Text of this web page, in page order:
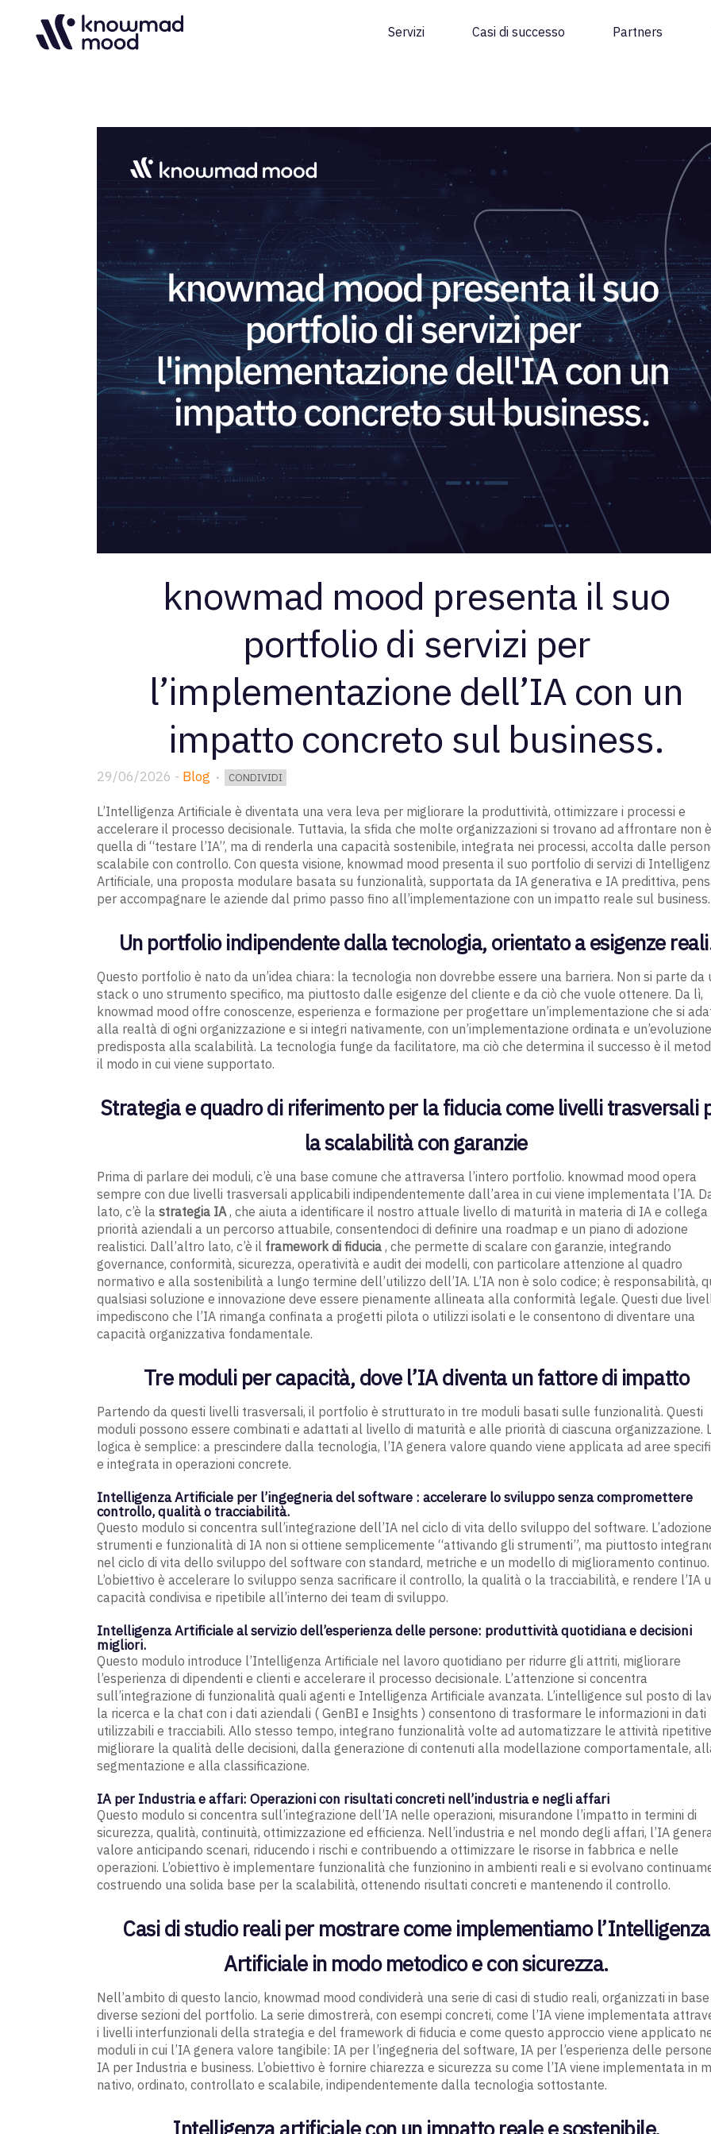
Servizi Casi di successo Partners
knowmad mood presenta il suo
portfolio di servizi per
l’implementazione dell’IA con un
impatto concreto sul business.
29/06/2026 - Blog CONDIVIDI
L’Intelligenza Artificiale è diventata una vera leva per migliorare la produttività, ottimizzare i processi e
accelerare il processo decisionale. Tuttavia, la sfida che molte organizzazioni si trovano ad affrontare non è
quella di “testare l’IA”, ma di renderla una capacità sostenibile, integrata nei processi, accolta dalle
scalabile con controllo. Con questa visione, knowmad mood presenta il suo portfolio di servizi di
Artificiale, una proposta modulare basata su funzionalità, supportata da IA generativa e IA predittiva,
per accompagnare le aziende dal primo passo fino all’implementazione con un impatto reale sul business.
Un portfolio indipendente dalla tecnologia, orientato a esigenze
Questo portfolio è nato da un’idea chiara: la tecnologia non dovrebbe essere una barriera. Non si parte da
stack o uno strumento specifico, ma piuttosto dalle esigenze del cliente e da ciò che vuole ottenere. Da lì,
knowmad mood offre conoscenze, esperienza e formazione per progettare un’implementazione che si
alla realtà di ogni organizzazione e si integri nativamente, con un’implementazione ordinata e un’evoluzione
predisposta alla scalabilità. La tecnologia funge da facilitatore, ma ciò che determina il successo è il
il modo in cui viene supportato.
Strategia e quadro di riferimento per la fiducia come livelli trasversali
la scalabilità con garanzie
Prima di parlare dei moduli, c’è una base comune che attraversa l’intero portfolio. knowmad mood opera
sempre con due livelli trasversali applicabili indipendentemente dall’area in cui viene implementata l’IA.
lato, c’è la strategia IA, che aiuta a identificare il nostro attuale livello di maturità in materia di IA e collega
priorità aziendali a un percorso attuabile, consentendoci di definire una roadmap e un piano di adozione
realistici. Dall’altro lato, c’è il framework di fiducia , che permette di scalare con garanzie, integrando
governance, conformità, sicurezza, operatività e audit dei modelli, con particolare attenzione al quadro
normativo e alla sostenibilità a lungo termine dell’utilizzo dell’IA. L’IA non è solo codice; è responsabilità,
qualsiasi soluzione e innovazione deve essere pienamente allineata alla conformità legale. Questi due
impediscono che l’IA rimanga confinata a progetti pilota o utilizzi isolati e le consentono di diventare una
capacità organizzativa fondamentale.
Tre moduli per capacità, dove l’IA diventa un fattore di impatto
Partendo da questi livelli trasversali, il portfolio è strutturato in tre moduli basati sulle funzionalità. Questi
moduli possono essere combinati e adattati al livello di maturità e alle priorità di ciascuna organizzazione.
logica è semplice: a prescindere dalla tecnologia, l’IA genera valore quando viene applicata ad aree
e integrata in operazioni concrete.
Intelligenza Artificiale per l’ingegneria del software : accelerare lo sviluppo senza compromettere
controllo, qualità o tracciabilità.
Questo modulo si concentra sull’integrazione dell’IA nel ciclo di vita dello sviluppo del software.
strumenti e funzionalità di IA non si ottiene semplicemente “attivando gli strumenti”, ma piuttosto
nel ciclo di vita dello sviluppo del software con standard, metriche e un modello di miglioramento continuo.
L’obiettivo è accelerare lo sviluppo senza sacrificare il controllo, la qualità o la tracciabilità, e rendere l’IA
capacità condivisa e ripetibile all’interno dei team di sviluppo.
Intelligenza Artificiale al servizio dell’esperienza delle persone: produttività quotidiana e decisioni
migliori.
Questo modulo introduce l’Intelligenza Artificiale nel lavoro quotidiano per ridurre gli attriti, migliorare
l’esperienza di dipendenti e clienti e accelerare il processo decisionale. L’attenzione si concentra
sull’integrazione di funzionalità quali agenti e Intelligenza Artificiale avanzata. L’intelligence sul posto di
la ricerca e la chat con i dati aziendali ( GenBI e Insights ) consentono di trasformare le informazioni in dati
utilizzabili e tracciabili. Allo stesso tempo, integrano funzionalità volte ad automatizzare le attività
migliorare la qualità delle decisioni, dalla generazione di contenuti alla modellazione comportamentale,
segmentazione e alla classificazione.
IA per Industria e affari: Operazioni con risultati concreti nell’industria e negli affari
Questo modulo si concentra sull’integrazione dell’IA nelle operazioni, misurandone l’impatto in termini di
sicurezza, qualità, continuità, ottimizzazione ed efficienza. Nell’industria e nel mondo degli affari, l’IA
valore anticipando scenari, riducendo i rischi e contribuendo a ottimizzare le risorse in fabbrica e nelle
operazioni. L’obiettivo è implementare funzionalità che funzionino in ambienti reali e si evolvano
costruendo una solida base per la scalabilità, ottenendo risultati concreti e mantenendo il controllo.
Casi di studio reali per mostrare come implementiamo l’Intelligenza
Artificiale in modo metodico e con sicurezza.
Nell’ambito di questo lancio, knowmad mood condividerà una serie di casi di studio reali, organizzati in
diverse sezioni del portfolio. La serie dimostrerà, con esempi concreti, come l’IA viene implementata
i livelli interfunzionali della strategia e del framework di fiducia e come questo approccio viene applicato
moduli in cui l’IA genera valore tangibile: IA per l’ingegneria del software, IA per l’esperienza delle
IA per Industria e business. L’obiettivo è fornire chiarezza e sicurezza su come l’IA viene implementata in
nativo, ordinato, controllato e scalabile, indipendentemente dalla tecnologia sottostante.
Intelligenza artificiale con un impatto reale e sostenibile.